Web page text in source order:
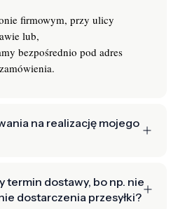
firmowym, przy ulicy
lub,
bezpośrednio pod adres
na realizację mojego
termin dostawy, bo np. nie
dostarczenia przesyłki?